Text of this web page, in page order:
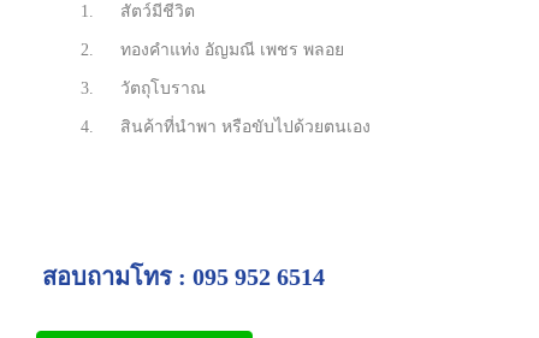
1. สัตว์มีชีวิต
2. ทองคำแท่ง อัญมณี เพชร พลอย
3. วัตถุโบราณ
4. สินค้าที่นำพา หรือขับไปด้วยตนเอง
สอบถามโทร : 095 952 6514